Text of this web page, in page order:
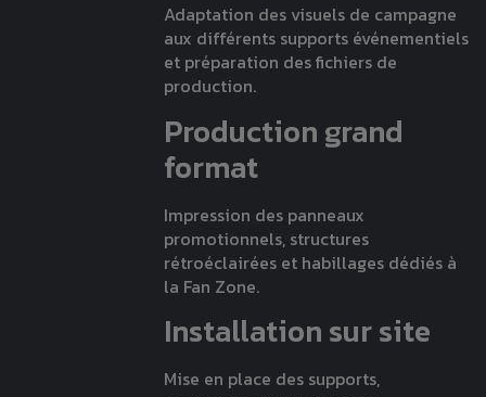
Adaptation des visuels de campagne
aux différents supports événementiels
et préparation des fichiers de
production.
Production grand
format
Impression des panneaux
promotionnels, structures
rétroéclairées et habillages dédiés à
la Fan Zone.
Installation sur site
Mise en place des supports,